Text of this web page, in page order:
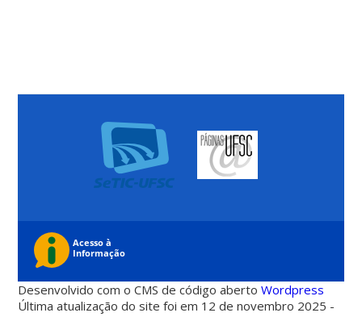
Desenvolvido com o CMS de código abertoWordpress
Última atualização do site foi em 12 de novembro 2025 -